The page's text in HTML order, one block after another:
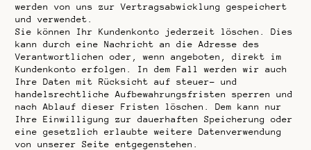
werden von uns zur Vertragsabwicklung gespeichert
und verwendet.
Sie können Ihr Kundenkonto jederzeit löschen. Dies
kann durch eine Nachricht an die Adresse des
Verantwortlichen oder, wenn angeboten, direkt im
Kundenkonto erfolgen. In dem Fall werden wir auch
Ihre Daten mit Rücksicht auf steuer- und
handelsrechtliche Aufbewahrungsfristen sperren und
nach Ablauf dieser Fristen löschen. Dem kann nur
Ihre Einwilligung zur dauerhaften Speicherung oder
eine gesetzlich erlaubte weitere Datenverwendung
von unserer Seite entgegenstehen.